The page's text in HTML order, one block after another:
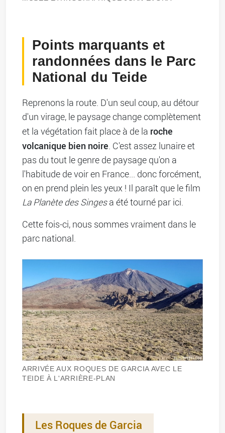
Points marquants et
randonnées dans le Parc
National du Teide
Reprenons la route. D'un seul coup, au détour
d'un virage, le paysage change complètement
et la végétation fait place à de la roche
volcanique bien noire. C'est assez lunaire et
pas du tout le genre de paysage qu'on a
l'habitude de voir en France... donc forcément,
on en prend plein les yeux ! Il paraît que le film
La Planète des Singesa été tourné par ici.
Cette fois-ci, nous sommes vraiment dans le
parc national.
ARRIVÉE AUX ROQUES DE GARCIA AVEC LE
TEIDE À L'ARRIÈRE-PLAN
Les Roques de Garcia